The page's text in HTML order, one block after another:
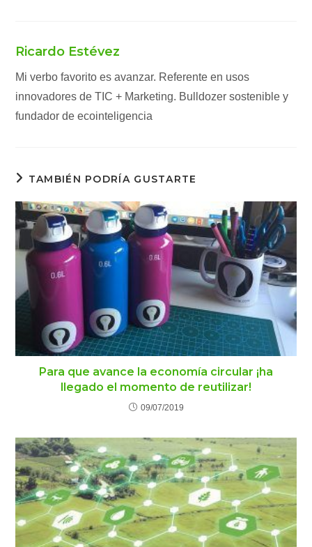
Ricardo Estévez
Mi verbo favorito es avanzar. Referente en usos
innovadores de TIC + Marketing. Bulldozer sostenible y
fundador de ecointeligencia
TAMBIÉN PODRÍA GUSTARTE
Para que avance la economía circular ¡ha
llegado el momento de reutilizar!
09/07/2019